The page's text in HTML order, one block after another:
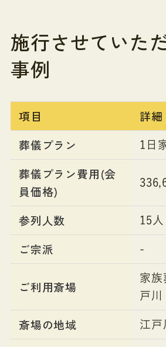
施行させていた
事例
項目
詳細
葬儀プラン
1日
葬儀プラン費用(会
員価格)
参列人数 15人
ご宗派 -
ご利用斎場
家族
戸川
斎場の地域 江戸